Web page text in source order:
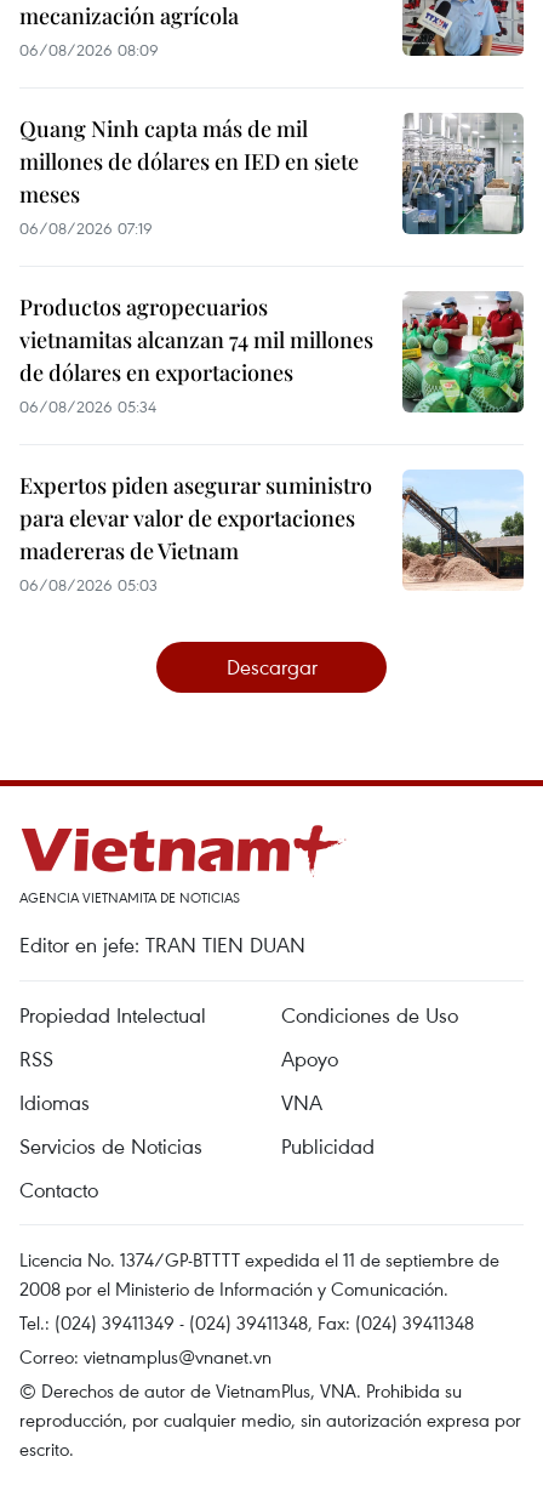
mecanización agrícola
06/08/2026 08:09
Quang Ninh capta más de mil
millones de dólares en IED en siete
meses
06/08/2026 07:19
Productos agropecuarios
vietnamitas alcanzan 74 mil millones
de dólares en exportaciones
06/08/2026 05:34
Expertos piden asegurar suministro
para elevar valor de exportaciones
madereras de Vietnam
06/08/2026 05:03
Descargar
AGENCIA VIETNAMITA DE NOTICIAS
Editor en jefe: TRAN TIEN DUAN
Propiedad Intelectual
Condiciones de Uso
RSS
Apoyo
Idiomas
VNA
Servicios de Noticias
Publicidad
Contacto
Licencia No. 1374/GP-BTTTT expedida el 11 de septiembre de
2008 por el Ministerio de Información y Comunicación.
Tel.: (024) 39411349 - (024) 39411348, Fax: (024) 39411348
Correo: vietnamplus@vnanet.vn
© Derechos de autor de VietnamPlus, VNA. Prohibida su
reproducción, por cualquier medio, sin autorización expresa por
escrito.